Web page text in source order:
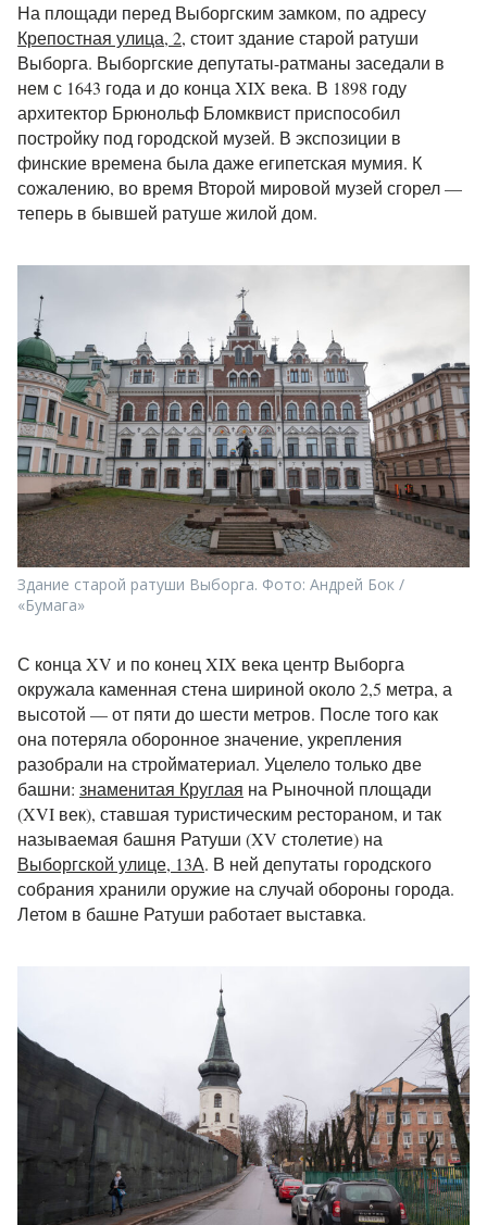
На площади перед Выборгским замком, по адресу
Крепостная улица, 2, стоит здание старой ратуши
Выборга. Выборгские депутаты-ратманы заседали в
нем с 1643 года и до конца XIX века. В 1898 году
архитектор Брюнольф Бломквист приспособил
постройку под городской музей. В экспозиции в
финские времена была даже египетская мумия. К
сожалению, во время Второй мировой музей сгорел —
теперь в бывшей ратуше жилой дом.
Здание старой ратуши Выборга. Фото: Андрей Бок /
«Бумага»
С конца XV и по конец XIX века центр Выборга
окружала каменная стена шириной около 2,5 метра, а
высотой — от пяти до шести метров. После того как
она потеряла оборонное значение, укрепления
разобрали на стройматериал. Уцелело только две
башни: знаменитая Круглая на Рыночной площади
(XVI век), ставшая туристическим рестораном, и так
называемая башня Ратуши (XV столетие) на
Выборгской улице, 13А. В ней депутаты городского
собрания хранили оружие на случай обороны города.
Летом в башне Ратуши работает выставка.